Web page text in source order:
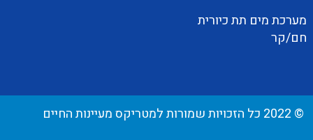
מערכת מים תת כיורית
חם/קר
© 2022 כל הזכויות שמורות למטריקס מעיינות החיים